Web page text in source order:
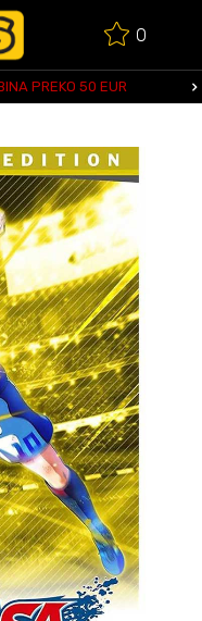
0
PREKO 50 EUR